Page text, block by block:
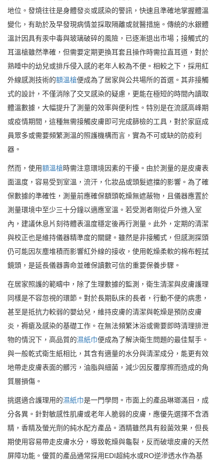
地位。發燒往往是身體發炎或感染的警訊，快速且準確地掌握體溫
變化，有助於及早發現病情並採取隔離或就醫措施。傳統的水銀體
溫計因具有汞中毒與玻璃破碎的風險，已逐漸退出市場；接觸式的
耳溫槍雖然準確，但需要定期更換耳套且操作時需拉直耳道，對於
熟睡中的幼兒或排斥侵入感的老年人較為不便。相較之下，採用紅
外線感測技術的額溫槍便成為了居家與公共場所的首選。其非接觸
式的設計，不僅消除了交叉感染的疑慮，更能在極短的時間內讀取
體溫數據，大幅提升了測量的效率與便利性。特別是在流感高峰期
或疫情期間，這種無需接觸皮膚即可完成篩檢的工具，對於家庭成
員眾多或需要頻繁測溫的照護機構而言，實為不可或缺的防疫利
器。
然而，使用額溫槍時需注意環境因素的干擾。由於測量的是皮膚表
面溫度，容易受到室溫，流汗，化妝品或頭髮遮擋的影響。為了確
保數據的準確性，測量前應確保額頭乾燥無遮蔽物，且儀器應置於
測量環境中至少三十分鐘以適應室溫。若受測者剛從戶外進入室
內，建議休息片刻待體表溫度穩定後再行測量。此外，定期的清潔
與校正也是維持儀器精準度的關鍵。雖然是非接觸式，但感測探頭
仍可能因灰塵堆積而影響紅外線的接收，使用乾燥柔軟的棉布輕拭
鏡頭，是延長儀器壽命並確保讀數可信的重要保養步驟。
在居家照護的範疇中，除了生理數據的監測，衛生清潔與皮膚護理
同樣是不容忽視的環節。對於長期臥床的長者，行動不便的病患，
甚至是抵抗力較弱的嬰幼兒，維持皮膚的清潔與乾燥是預防皮膚
炎，褥瘡及感染的基礎工作。在無法頻繁沐浴或需要即時清理排泄
物的情況下，高品質的濕紙巾便成為了解決衛生問題的最佳幫手。
與一般乾式衛生紙相比，其含有適量的水分與清潔成分，能更有效
地帶走皮膚表面的髒污，油脂與細菌，減少因反覆摩擦而造成的角
質層損傷。
挑選適合護理用的濕紙巾是一門學問。市面上的產品琳瑯滿目，成
分各異。針對敏感性肌膚或老年人脆弱的皮膚，應優先選擇不含酒
精，香精及螢光劑的純水配方產品。酒精雖然具有殺菌效果，但長
期使用容易帶走皮膚水分，導致乾燥與龜裂，反而破壞皮膚的天然
屏障功能。優質的產品通常採用EDI超純水或RO逆滲透水作為基